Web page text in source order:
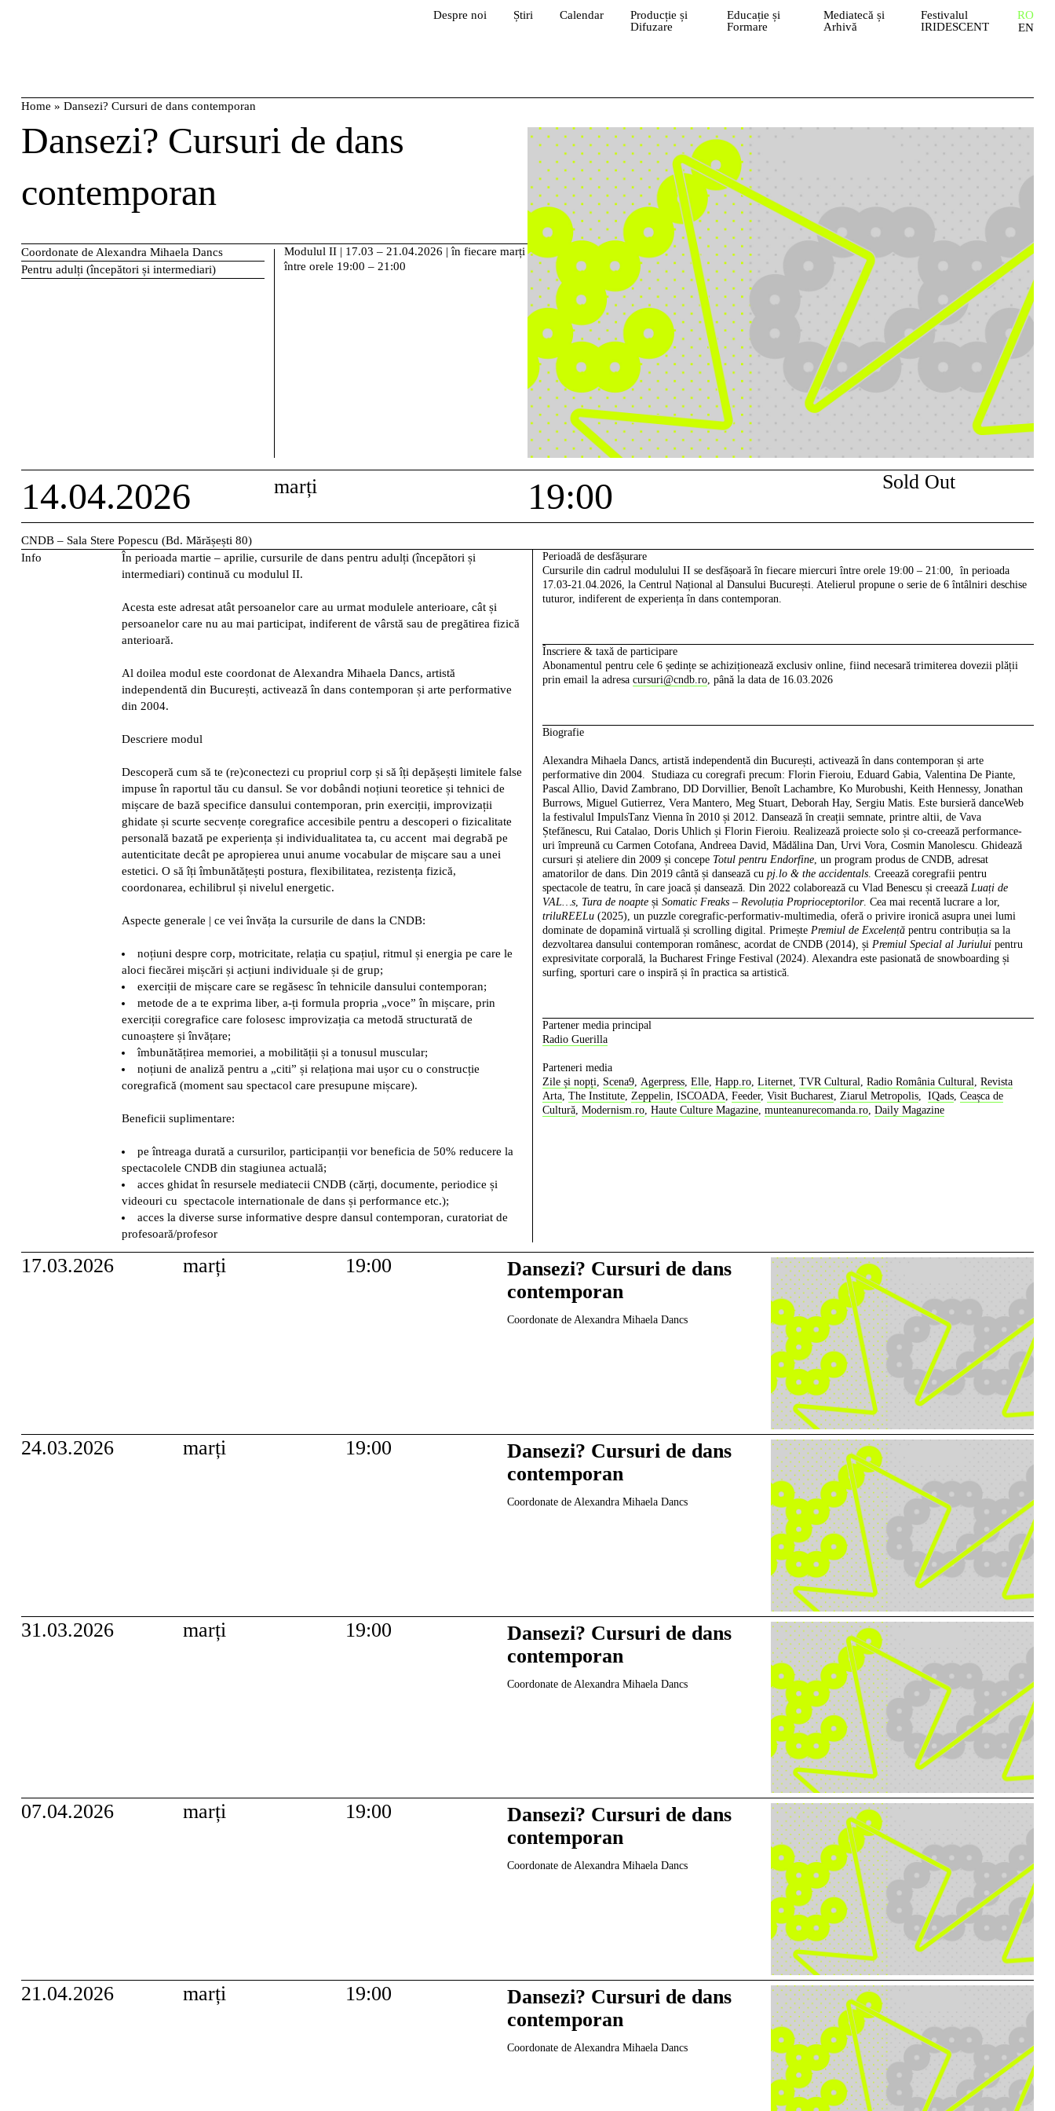
Despre noi Știri Calendar
Producție și
Difuzare
Educație și
Formare
Mediatecă și
Arhivă
Festivalul
IRIDESCENT
RO
EN
Home » Dansezi? Cursuri de dans contemporan
Dansezi? Cursuri de dans
contemporan
Coordonate de Alexandra Mihaela Dancs
Pentru adulți (începători și intermediari)
Modulul II | 17.03 – 21.04.2026 | în fiecare marți
între orele 19:00 – 21:00
14.04.2026 marți 19:00 Sold Out
CNDB – Sala Stere Popescu (Bd. Mărășești 80)
Info
În perioada martie – aprilie, cursurile de dans pentru adulți (începători și
intermediari) continuă cu modulul II.
Acesta este adresat atât persoanelor care au urmat modulele anterioare, cât și
persoanelor care nu au mai participat, indiferent de vârstă sau de pregătirea fizică
anterioară.
Al doilea modul este coordonat de Alexandra Mihaela Dancs, artistă
independentă din București, activează în dans contemporan și arte performative
din 2004.
Descriere modul
Descoperă cum să te (re)conectezi cu propriul corp și să îți depășești limitele false
impuse în raportul tău cu dansul. Se vor dobândi noțiuni teoretice și tehnici de
mișcare de bază specifice dansului contemporan, prin exerciții, improvizații
ghidate și scurte secvențe coregrafice accesibile pentru a descoperi o fizicalitate
personală bazată pe experiența și individualitatea ta, cu accent mai degrabă pe
autenticitate decât pe apropierea unui anume vocabular de mișcare sau a unei
estetici. O să îți îmbunătățești postura, flexibilitatea, rezistența fizică,
coordonarea, echilibrul și nivelul energetic.
Aspecte generale | ce vei învăța la cursurile de dans la CNDB:
noțiuni despre corp, motricitate, relația cu spațiul, ritmul și energia pe care le
aloci fiecărei mișcări și acțiuni individuale și de grup;
exerciții de mișcare care se regăsesc în tehnicile dansului contemporan;
metode de a te exprima liber, a-ți formula propria „voce” în mișcare, prin
exerciții coregrafice care folosesc improvizația ca metodă structurată de
cunoaștere și învățare;
îmbunătățirea memoriei, a mobilității și a tonusul muscular;
noțiuni de analiză pentru a „citi” și relaționa mai ușor cu o construcție
coregrafică (moment sau spectacol care presupune mișcare).
Beneficii suplimentare:
pe întreaga durată a cursurilor, participanții vor beneficia de 50% reducere la
spectacolele CNDB din stagiunea actuală;
acces ghidat în resursele mediatecii CNDB (cărți, documente, periodice și
videouri cu spectacole internationale de dans și performance etc.);
acces la diverse surse informative despre dansul contemporan, curatoriat de
profesoară/profesor
Perioadă de desfășurare
Cursurile din cadrul modulului II se desfășoară în fiecare miercuri între orele 19:00 – 21:00, în perioada
17.03-21.04.2026, la Centrul Național al Dansului București. Atelierul propune o serie de 6 întâlniri deschise
tuturor, indiferent de experiența în dans contemporan.
Înscriere & taxă de participare
Abonamentul pentru cele 6 ședințe se achiziționează exclusiv online, fiind necesară trimiterea dovezii plății
prin email la adresa cursuri@cndb.ro, până la data de 16.03.2026
Biografie
Alexandra Mihaela Dancs, artistă independentă din București, activează în dans contemporan și arte
performative din 2004. Studiaza cu coregrafi precum: Florin Fieroiu, Eduard Gabia, Valentina De Piante,
Pascal Allio, David Zambrano, DD Dorvillier, Benoît Lachambre, Ko Murobushi, Keith Hennessy, Jonathan
Burrows, Miguel Gutierrez, Vera Mantero, Meg Stuart, Deborah Hay, Sergiu Matis. Este bursieră danceWeb
la festivalul ImpulsTanz Vienna în 2010 și 2012. Dansează în creații semnate, printre altii, de Vava
Ștefănescu, Rui Catalao, Doris Uhlich și Florin Fieroiu. Realizează proiecte solo și co-creează performance-
uri împreună cu Carmen Cotofana, Andreea David, Mădălina Dan, Urvi Vora, Cosmin Manolescu. Ghidează
cursuri și ateliere din 2009 și concepe Totul pentru Endorfine, un program produs de CNDB, adresat
amatorilor de dans. Din 2019 cântă și dansează cupj.lo & the accidentals. Creează coregrafii pentru
spectacole de teatru, în care joacă și dansează. Din 2022 colaborează cu Vlad Benescu și creează Luați de
VAL…s, Tura de noapteși Somatic Freaks – Revoluția Proprioceptorilor. Cea mai recentă lucrare a lor,
triluREELu(2025), un puzzle coregrafic-performativ-multimedia, oferă o privire ironică asupra unei lumi
dominate de dopamină virtuală și scrolling digital. Primește Premiul de Excelențăpentru contribuția sa la
dezvoltarea dansului contemporan românesc, acordat de CNDB (2014), și Premiul Special al Juriului pentru
expresivitate corporală, la Bucharest Fringe Festival (2024). Alexandra este pasionată de snowboarding și
surfing, sporturi care o inspiră și în practica sa artistică.
Partener media principal
Radio Guerilla
Parteneri media
Zile și nopți, Scena9, Agerpress, Elle, Happ.ro, Liternet, TVR Cultural, Radio România Cultural, Revista
Arta, The Institute, Zeppelin, ISCOADA, Feeder, Visit Bucharest, Ziarul Metropolis, IQads, Ceașca de
Cultură, Modernism.ro, Haute Culture Magazine, munteanurecomanda.ro, Daily Magazine
17.03.2026 marți 19:00
Dansezi? Cursuri de dans
contemporan
Coordonate de Alexandra Mihaela Dancs
24.03.2026 marți 19:00
Dansezi? Cursuri de dans
contemporan
Coordonate de Alexandra Mihaela Dancs
31.03.2026 marți 19:00
Dansezi? Cursuri de dans
contemporan
Coordonate de Alexandra Mihaela Dancs
07.04.2026 marți 19:00
Dansezi? Cursuri de dans
contemporan
Coordonate de Alexandra Mihaela Dancs
21.04.2026 marți 19:00
Dansezi? Cursuri de dans
contemporan
Coordonate de Alexandra Mihaela Dancs